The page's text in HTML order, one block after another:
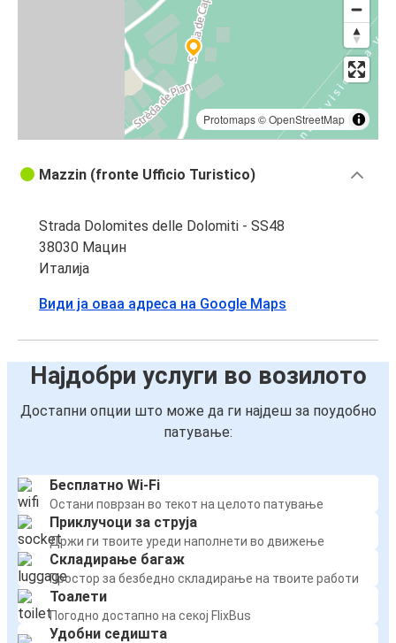
Protomaps©OpenStreetMap
Mazzin (fronte Ufficio Turistico)
Strada Dolomites delle Dolomiti - SS48
38030 Мацин
Италија
Види ја оваа адреса на Google Maps
Најдобри услуги во возилото
Достапни опции што може да ги најдеш за поудобно
патување:
Бесплатно Wi-Fi
Остани поврзан во текот на целото патување
Приклучоци за струја
Држи ги твоите уреди наполнети во движење
Складирање багаж
Простор за безбедно складирање на твоите работи
Тоалети
Погодно достапно на секој FlixBus
Удобни седишта